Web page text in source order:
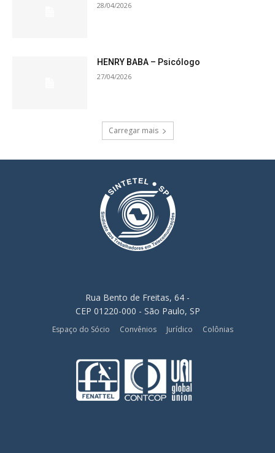
28/04/2026
HENRY BABA – Psicólogo
27/04/2026
Carregar mais
Rua Bento de Freitas, 64 -
CEP 01220-000 - São Paulo, SP
Espaço do Sócio Convênios Jurídico Colônias